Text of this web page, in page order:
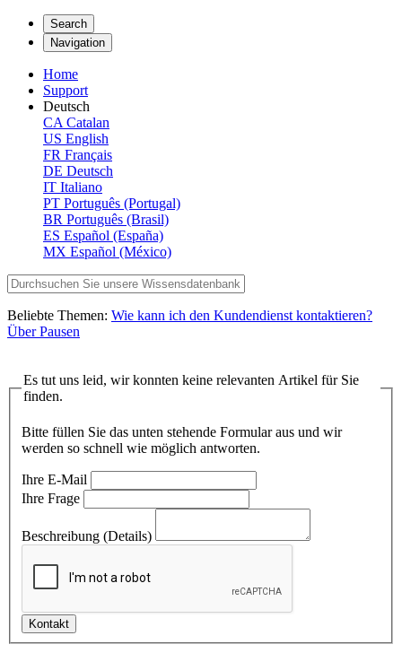
Search
Navigation
Home
Support
Deutsch
CA Catalan
US English
FR Français
DE Deutsch
IT Italiano
PT Português (Portugal)
BR Português (Brasil)
ES Español (España)
MX Español (México)
Beliebte Themen: Wie kann ich den Kundendienst kontaktieren?
Über Pausen
Es tut uns leid, wir konnten keine relevanten Artikel für Sie
finden.
Bitte füllen Sie das unten stehende Formular aus und wir
werden so schnell wie möglich antworten.
Ihre E-Mail
Ihre Frage
Beschreibung (Details)